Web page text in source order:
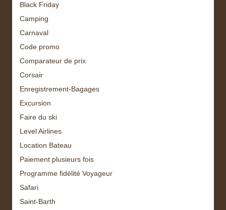
Black Friday
Camping
Carnaval
Code promo
Comparateur de prix
Corsair
Enregistrement-Bagages
Excursion
Faire du ski
Level Airlines
Location Bateau
Paiement plusieurs fois
Programme fidélité Voyageur
Safari
Saint-Barth